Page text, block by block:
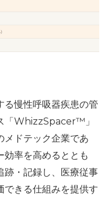
慢性呼吸器疾患の管
「WhizzSpacer™」
メドテック企業であ
効率を高めるととも
跡・記録し、医療従事
できる仕組みを提供す